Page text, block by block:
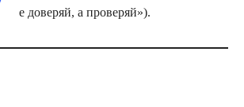
е доверяй, а проверяй»).